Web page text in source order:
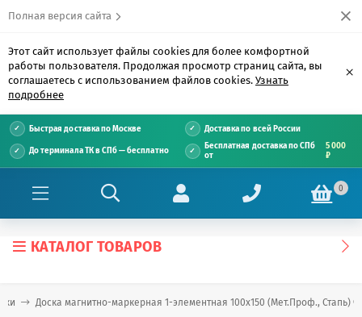
Полная версия сайта
Этот сайт использует файлы cookies для более комфортной
работы пользователя. Продолжая просмотр страниц сайта, вы
соглашаетесь с использованием файлов cookies. Узнать
подробнее
×
Быстрая доставка по Москве Доставка по всей России
До терминала ТК в СПб — бесплатно
Бесплатная доставка по СПб
от
5 000
₽
0
КАТАЛОГ ТОВАРОВ
Доска магнитно-маркерная 1-элементная 100х150 (Мет.Проф., Стапь)